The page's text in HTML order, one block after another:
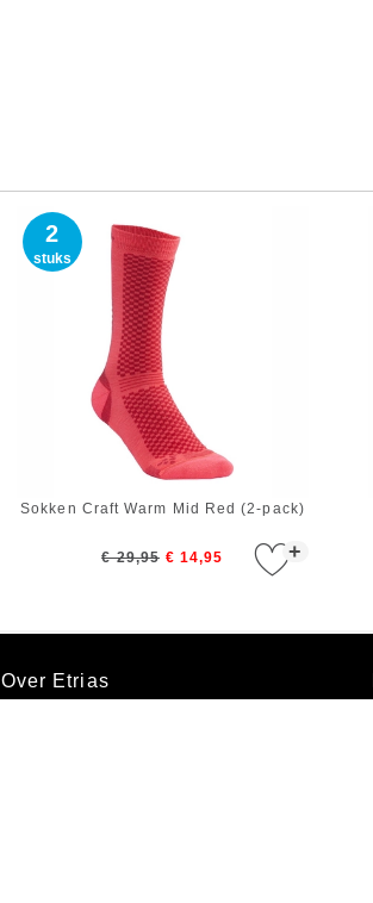
+
2
stuks
Sokken Craft Warm Mid Red (2-pack)
€ 29,95 € 14,95
Over Etrias